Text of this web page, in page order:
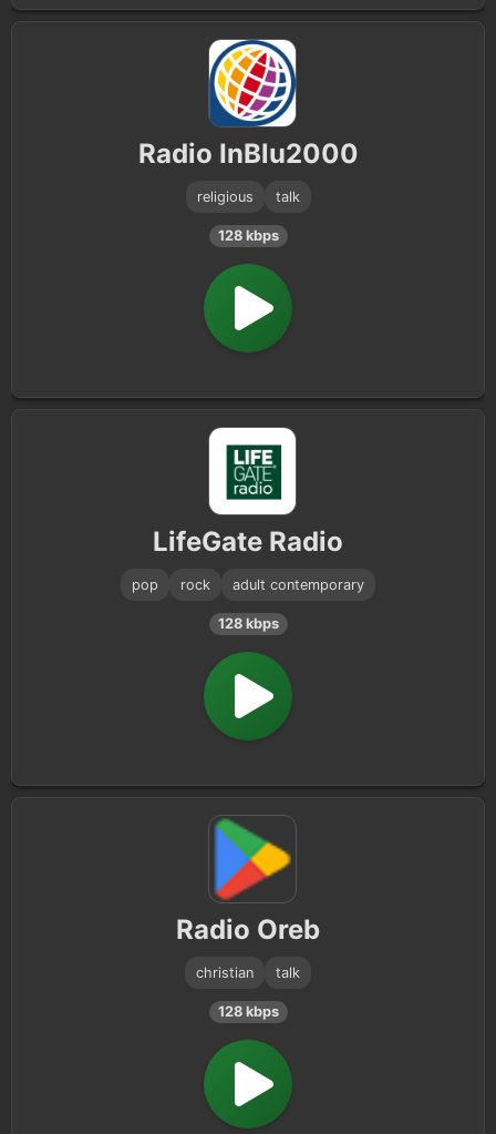
Radio InBlu2000
religious talk
128 kbps
LifeGate Radio
pop rock adult contemporary
128 kbps
Radio Oreb
christian talk
128 kbps